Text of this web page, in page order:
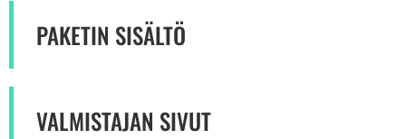
PAKETIN SISÄLTÖ
VALMISTAJAN SIVUT